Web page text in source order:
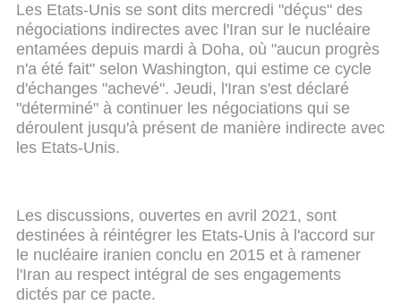
Les Etats-Unis se sont dits mercredi "déçus" des
négociations indirectes avec l'Iran sur le nucléaire
entamées depuis mardi à Doha, où "aucun progrès
n'a été fait" selon Washington, qui estime ce cycle
d'échanges "achevé". Jeudi, l'Iran s'est déclaré
"déterminé" à continuer les négociations qui se
déroulent jusqu'à présent de manière indirecte avec
les Etats-Unis.
Les discussions, ouvertes en avril 2021, sont
destinées à réintégrer les Etats-Unis à l'accord sur
le nucléaire iranien conclu en 2015 et à ramener
l'Iran au respect intégral de ses engagements
dictés par ce pacte.